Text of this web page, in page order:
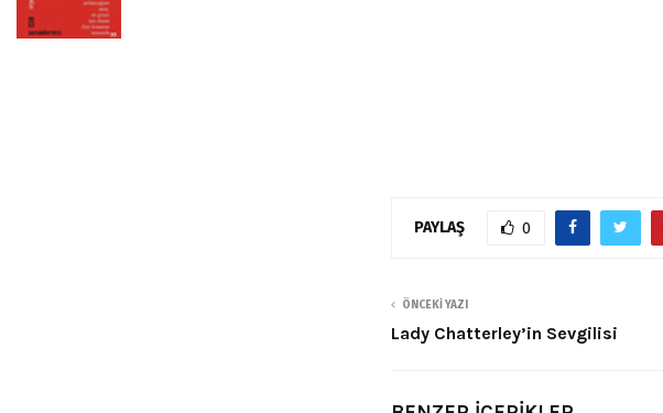
PAYLAŞ 0
ÖNCEKI YAZI
Lady Chatterley’in Sevgilisi